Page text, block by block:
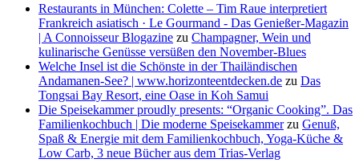
Restaurants in München: Colette – Tim Raue interpretiert
Frankreich asiatisch · Le Gourmand - Das Genießer-Magazin
| A Connoisseur Blogazine zu Champagner, Wein und
kulinarische Genüsse versüßen den November-Blues
Welche Insel ist die Schönste in der Thailändischen
Andamanen-See? | www.horizonteentdecken.de zu Das
Tongsai Bay Resort, eine Oase in Koh Samui
Die Speisekammer proudly presents: “Organic Cooking”. Das
Familienkochbuch | Die moderne Speisekammerzu Genuß,
Spaß & Energie mit dem Familienkochbuch, Yoga-Küche &
Low Carb, 3 neue Bücher aus dem Trias-Verlag